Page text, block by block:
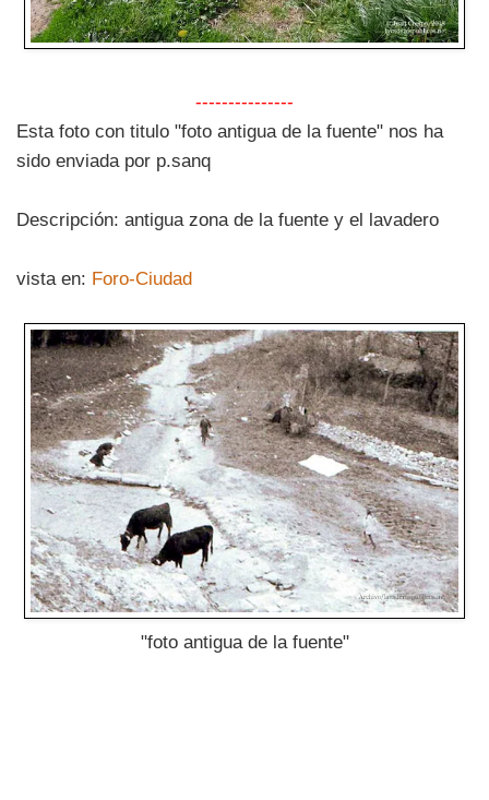
---------------
Esta foto con titulo "foto antigua de la fuente" nos ha
sido enviada por p.sanq
Descripción: antigua zona de la fuente y el lavadero
vista en: Foro-Ciudad
"foto antigua de la fuente"